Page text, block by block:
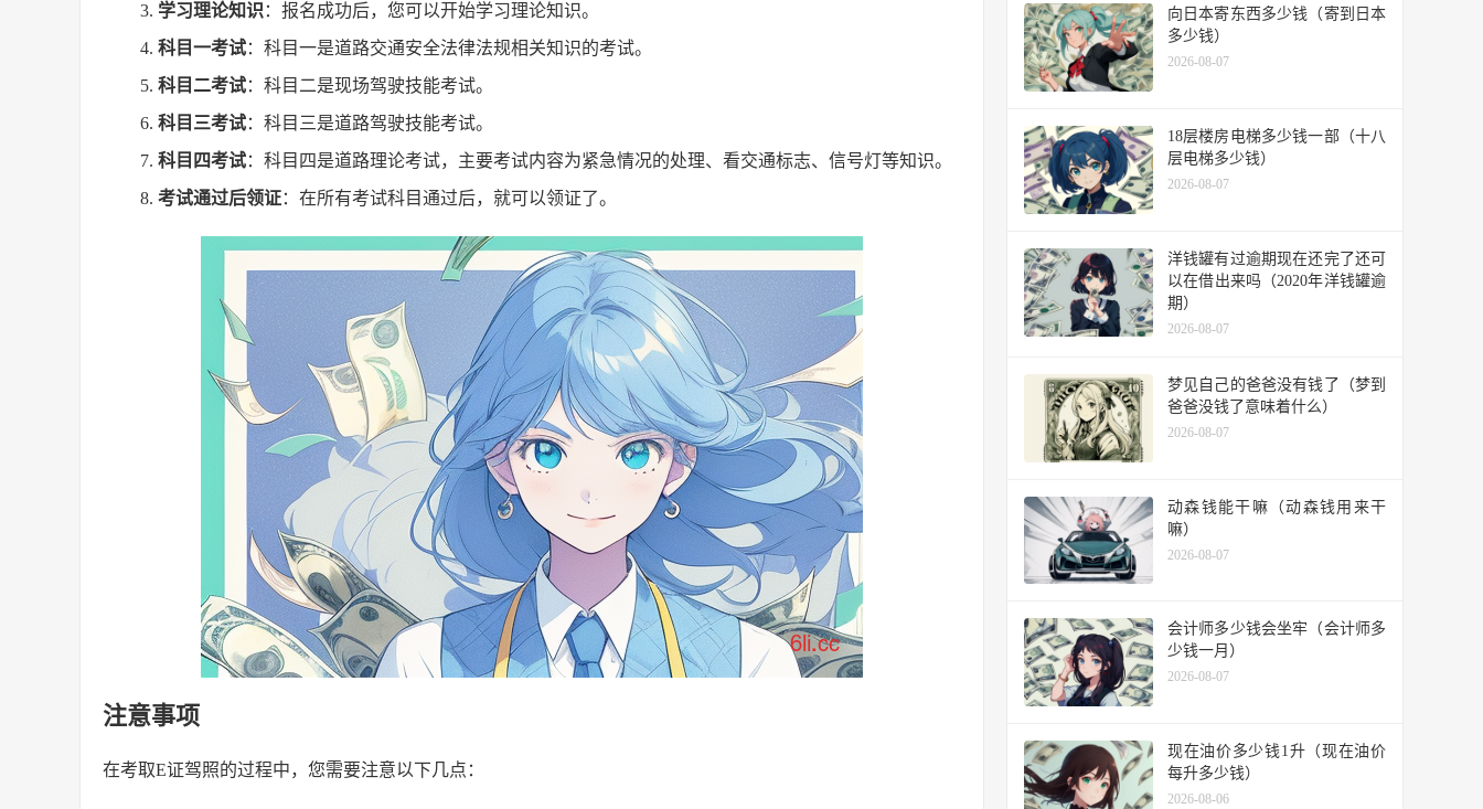
学习理论知识 ：报名成功后，您可以开始学习理论知识。
科目一考试：科目一是道路交通安全法律法规相关知识的考试。
科目二考试：科目二是现场驾驶技能考试。
科目三考试：科目三是道路驾驶技能考试。
科目四考试：科目四是道路理论考试，主要考试内容为紧急情况的处理、看交通标志、信号灯等知识。
考试通过后领证：在所有考试科目通过后，就可以领证了。
注意事项
在考取E证驾照的过程中，您需要注意以下几点：
向日本寄东西多少钱（寄到日本
多少钱）
2026-08-07
18层楼房电梯多少钱一部（十八
层电梯多少钱）
2026-08-07
洋钱罐有过逾期现在还完了还可
以在借出来吗（2020年洋钱罐逾
期）
2026-08-07
梦见自己的爸爸没有钱了（梦到
爸爸没钱了意味着什么）
2026-08-07
动森钱能干嘛（动森钱用来干
嘛）
2026-08-07
会计师多少钱会坐牢（会计师多
少钱一月）
2026-08-07
现在油价多少钱1升（现在油价
每升多少钱）
2026-08-06